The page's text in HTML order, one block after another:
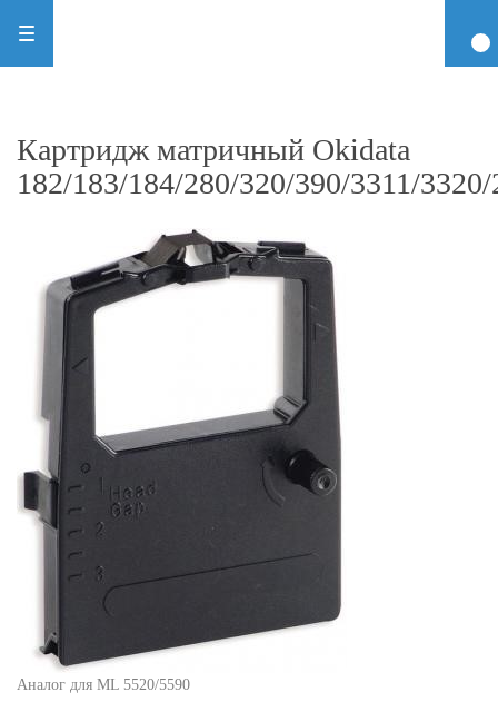
Картридж матричный Okidata
182/183/184/280/320/390/3311/
Аналог для ML 5520/5590